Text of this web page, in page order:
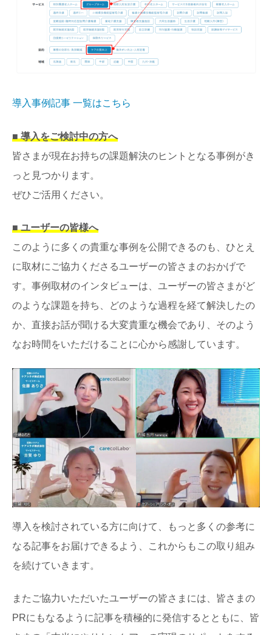
導入事例記事 一覧はこちら
■ 導入をご検討中の方へ
皆さまが現在お持ちの課題解決のヒントとなる事例がき
っと見つかります。
ぜひご活用ください。
■ ユーザーの皆様へ
このように多くの貴重な事例を公開できるのも、ひとえ
に取材にご協力くださるユーザーの皆さまのおかげで
す。事例取材のインタビューは、ユーザーの皆さまがど
のような課題を持ち、どのような過程を経て解決したの
か、直接お話が聞ける大変貴重な機会であり、そのよう
なお時間をいただけることに心から感謝しています。
導入を検討されている方に向けて、もっと多くの参考に
なる記事をお届けできるよう、これからもこの取り組み
を続けていきます。
またご協力いただいたユーザーの皆さまには、皆さまの
PRにもなるように記事を積極的に発信するとともに、皆